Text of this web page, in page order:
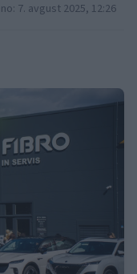
7. avgust 2025, 12:26